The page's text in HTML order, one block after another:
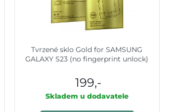
Tvrzené sklo Gold for SAMSUNG
GALAXY S23 (no fingerprint unlock)
199,-
Skladem u dodavatele